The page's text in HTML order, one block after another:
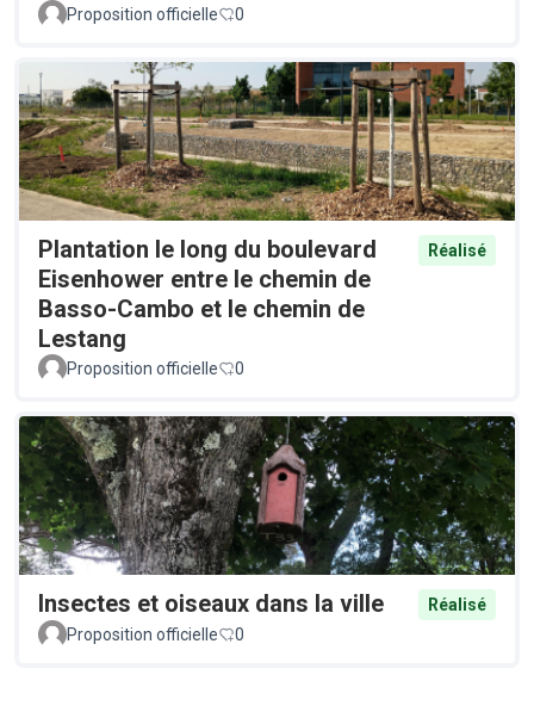
Proposition officielle 0
Plantation le long du boulevard
Eisenhower entre le chemin de
Basso-Cambo et le chemin de
Lestang
Réalisé
Proposition officielle 0
Insectes et oiseaux dans la ville
Réalisé
Proposition officielle
0